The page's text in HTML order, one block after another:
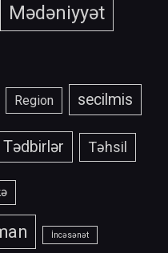
Mədəniyyət
Region secilmis
Tədbirlər Təhsil
İncəsənət